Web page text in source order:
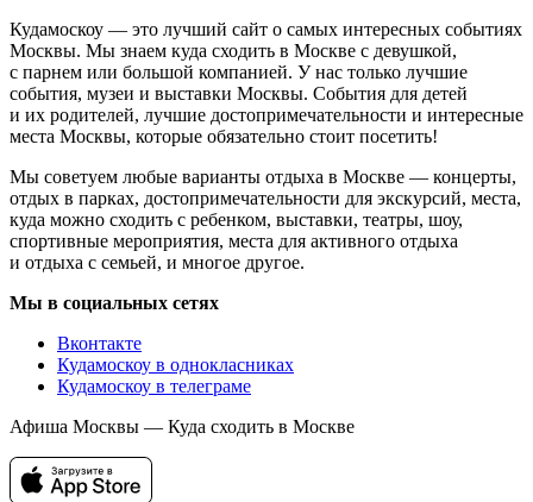
Кудамоскоу — это лучший сайт о самых интересных событиях
Москвы. Мы знаем куда сходить в Москве с девушкой,
с парнем или большой компанией. У нас только лучшие
события, музеи и выставки Москвы. События для детей
и их родителей, лучшие достопримечательности и интересные
места Москвы, которые обязательно стоит посетить!
Мы советуем любые варианты отдыха в Москве — концерты,
отдых в парках, достопримечательности для экскурсий, места,
куда можно сходить с ребенком, выставки, театры, шоу,
спортивные мероприятия, места для активного отдыха
и отдыха с семьей, и многое другое.
Мы в социальных сетях
Вконтакте
Кудамоскоу в однокласниках
Кудамоскоу в телеграме
Афиша Москвы — Куда сходить в Москве